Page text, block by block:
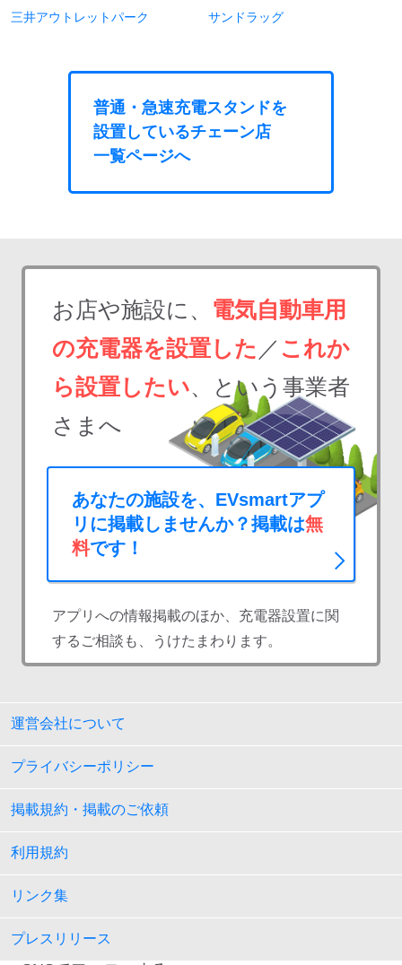
三井アウトレットパーク サンドラッグ
普通・急速充電スタンドを
設置しているチェーン店
一覧ページへ
お店や施設に、 電気自動車用
の充電器を設置した ／ これか
ら設置したい、という事業者
さまへ
あなたの施設を、EVsmartアプ
リに掲載しませんか？掲載は無
料です！
アプリへの情報掲載のほか、充電器設置に関
するご相談も、うけたまわります。
運営会社について
プライバシーポリシー
掲載規約・掲載のご依頼
利用規約
リンク集
プレスリリース